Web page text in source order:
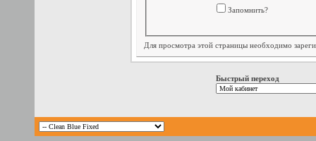
Запомнить?
Для просмотра этой страницы необходимо
Быстрый переход